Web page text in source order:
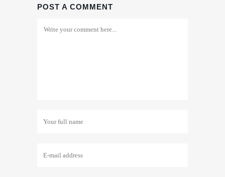
POST A COMMENT